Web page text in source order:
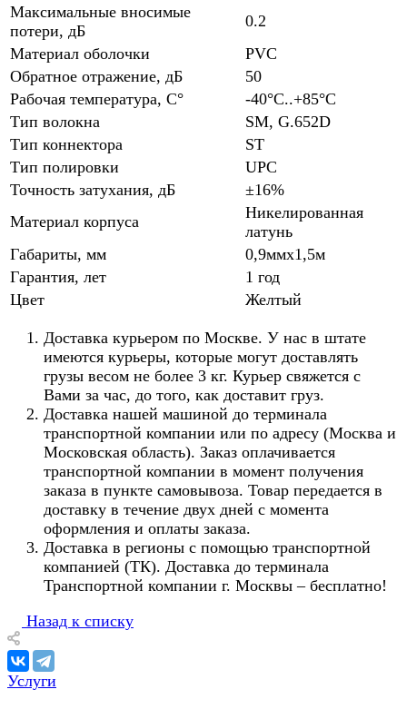
Максимальные вносимые
потери, дБ
0.2
Материал оболочки
PVC
Обратное отражение, дБ
50
Рабочая температура, С°
-40°С..+85°С
Тип волокна
SM, G.652D
Тип коннектора
ST
Тип полировки
UPC
Точность затухания, дБ
±16%
Материал корпуса
Никелированная
латунь
Габариты, мм
0,9ммx1,5м
Гарантия, лет
1 год
Цвет
Желтый
Доставка курьером по Москве. У нас в штате
имеются курьеры, которые могут доставлять
грузы весом не более 3 кг. Курьер свяжется с
Вами за час, до того, как доставит груз.
Доставка нашей машиной до терминала
транспортной компании или по адресу (Москва и
Московская область). Заказ оплачивается
транспортной компании в момент получения
заказа в пункте самовывоза. Товар передается в
доставку в течение двух дней с момента
оформления и оплаты заказа.
Доставка в регионы с помощью транспортной
компанией (ТК). Доставка до терминала
Транспортной компании г. Москвы – бесплатно!
Назад к списку
Услуги